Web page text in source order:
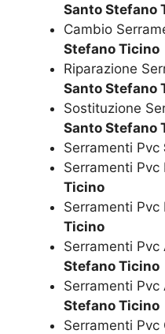
Santo Stefano
Cambio
Stefano Ticino
Riparazione
Santo Stefano
Sostituzione
Santo Stefano
Serramenti Pvc
Serramenti Pvc
Ticino
Serramenti Pvc
Ticino
Serramenti Pvc
Stefano Ticino
Serramenti Pvc
Stefano Ticino
Serramenti Pvc